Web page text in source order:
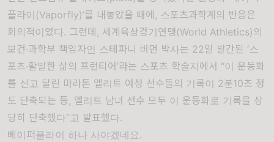
플라이(Vaporfly)’를 내놓았을 때에, 스포츠과학계의 반응은
회의적이었다. 그런데, 세계육상경기연맹(World Athletics)의
보건·과학부 책임자인 스테파니 버먼 박사는 22일 발간된 ‘스
포츠·활발한 삶의 프런티어’라는 스포츠 학술지에서 “이 운동화
를 신고 달린 마라톤 엘리트 여성 선수들의 기록이 2분10초 정
도 단축되는 등, 엘리트 남녀 선수 모두 이 운동화로 기록을 상
당히 단축했다”고 발표했다.
베이퍼플라이 하나 사야겠네요.